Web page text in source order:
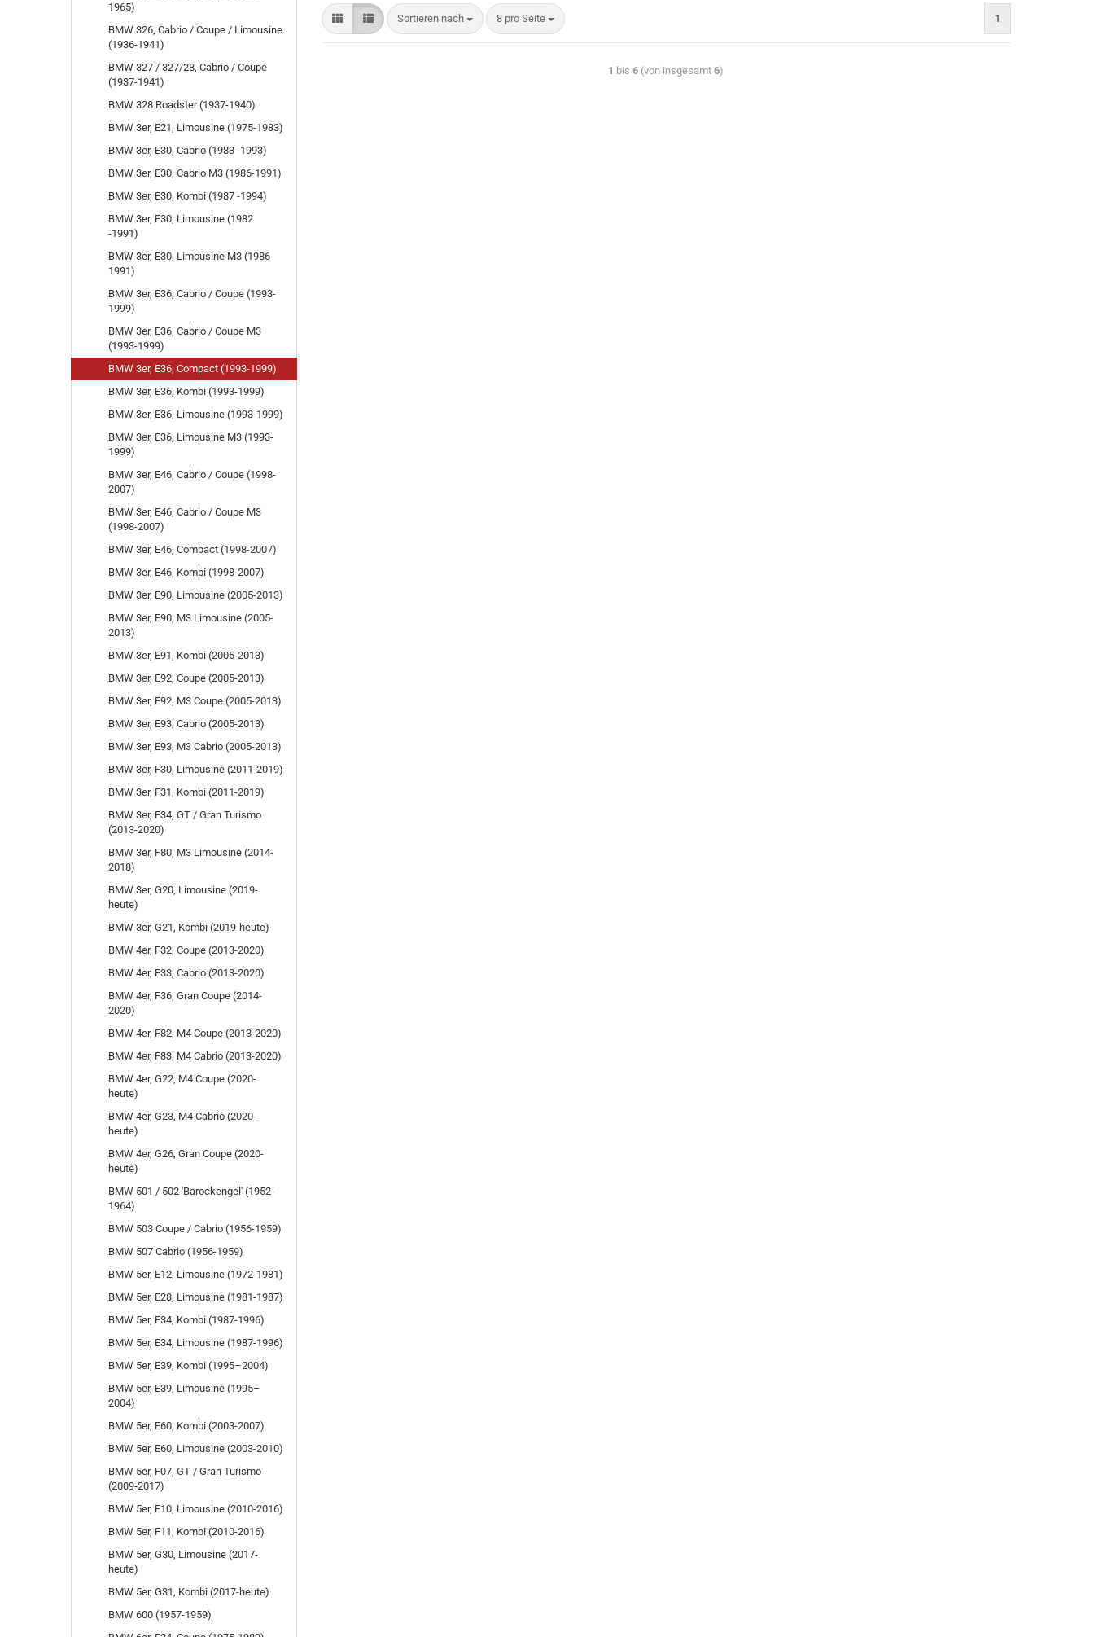
Sortieren nach 8 pro Seite 1
1 bis6 (von insgesamt6)
1965)
BMW 326, Cabrio / Coupe / Limousine
(1936-1941)
BMW 327 / 327/28, Cabrio / Coupe
(1937-1941)
BMW 328 Roadster (1937-1940)
BMW 3er, E21, Limousine (1975-1983)
BMW 3er, E30, Cabrio (1983 -1993)
BMW 3er, E30, Cabrio M3 (1986-1991)
BMW 3er, E30, Kombi (1987 -1994)
BMW 3er, E30, Limousine (1982
-1991)
BMW 3er, E30, Limousine M3 (1986-
1991)
BMW 3er, E36, Cabrio / Coupe (1993-
1999)
BMW 3er, E36, Cabrio / Coupe M3
(1993-1999)
BMW 3er, E36, Compact (1993-1999)
BMW 3er, E36, Kombi (1993-1999)
BMW 3er, E36, Limousine (1993-1999)
BMW 3er, E36, Limousine M3 (1993-
1999)
BMW 3er, E46, Cabrio / Coupe (1998-
2007)
BMW 3er, E46, Cabrio / Coupe M3
(1998-2007)
BMW 3er, E46, Compact (1998-2007)
BMW 3er, E46, Kombi (1998-2007)
BMW 3er, E90, Limousine (2005-2013)
BMW 3er, E90, M3 Limousine (2005-
2013)
BMW 3er, E91, Kombi (2005-2013)
BMW 3er, E92, Coupe (2005-2013)
BMW 3er, E92, M3 Coupe (2005-2013)
BMW 3er, E93, Cabrio (2005-2013)
BMW 3er, E93, M3 Cabrio (2005-2013)
BMW 3er, F30, Limousine (2011-2019)
BMW 3er, F31, Kombi (2011-2019)
BMW 3er, F34, GT / Gran Turismo
(2013-2020)
BMW 3er, F80, M3 Limousine (2014-
2018)
BMW 3er, G20, Limousine (2019-
heute)
BMW 3er, G21, Kombi (2019-heute)
BMW 4er, F32, Coupe (2013-2020)
BMW 4er, F33, Cabrio (2013-2020)
BMW 4er, F36, Gran Coupe (2014-
2020)
BMW 4er, F82, M4 Coupe (2013-2020)
BMW 4er, F83, M4 Cabrio (2013-2020)
BMW 4er, G22, M4 Coupe (2020-
heute)
BMW 4er, G23, M4 Cabrio (2020-
heute)
BMW 4er, G26, Gran Coupe (2020-
heute)
BMW 501 / 502 'Barockengel' (1952-
1964)
BMW 503 Coupe / Cabrio (1956-1959)
BMW 507 Cabrio (1956-1959)
BMW 5er, E12, Limousine (1972-1981)
BMW 5er, E28, Limousine (1981-1987)
BMW 5er, E34, Kombi (1987-1996)
BMW 5er, E34, Limousine (1987-1996)
BMW 5er, E39, Kombi (1995–2004)
BMW 5er, E39, Limousine (1995–
2004)
BMW 5er, E60, Kombi (2003-2007)
BMW 5er, E60, Limousine (2003-2010)
BMW 5er, F07, GT / Gran Turismo
(2009-2017)
BMW 5er, F10, Limousine (2010-2016)
BMW 5er, F11, Kombi (2010-2016)
BMW 5er, G30, Limousine (2017-
heute)
BMW 5er, G31, Kombi (2017-heute)
BMW 600 (1957-1959)